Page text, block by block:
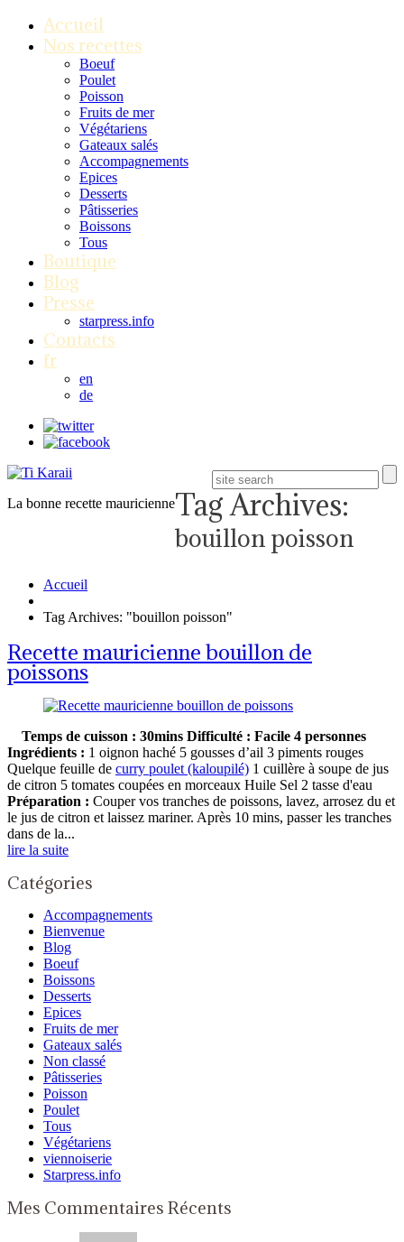
Accueil
Nos recettes
Boeuf
Poulet
Poisson
Fruits de mer
Végétariens
Gateaux salés
Accompagnements
Epices
Desserts
Pâtisseries
Boissons
Tous
Boutique
Blog
Presse
starpress.info
Contacts
fr
en
de
La bonne recette mauricienneTag Archives:
bouillon poisson
Accueil
Tag Archives: "bouillon poisson"
Recette mauricienne bouillon de
poissons
Temps de cuisson : 30mins Difficulté : Facile 4 personnes
Ingrédients : 1 oignon haché 5 gousses d’ail 3 piments rouges
Quelque feuille de curry poulet (kaloupilé) 1 cuillère à soupe de jus
de citron 5 tomates coupées en morceaux Huile Sel 2 tasse d'eau
Préparation : Couper vos tranches de poissons, lavez, arrosez du et
le jus de citron et laissez mariner. Après 10 mins, passer les tranches
dans de la...
lire la suite
Catégories
Accompagnements
Bienvenue
Blog
Boeuf
Boissons
Desserts
Epices
Fruits de mer
Gateaux salés
Non classé
Pâtisseries
Poisson
Poulet
Tous
Végétariens
viennoiserie
Starpress.info
Mes Commentaires Récents